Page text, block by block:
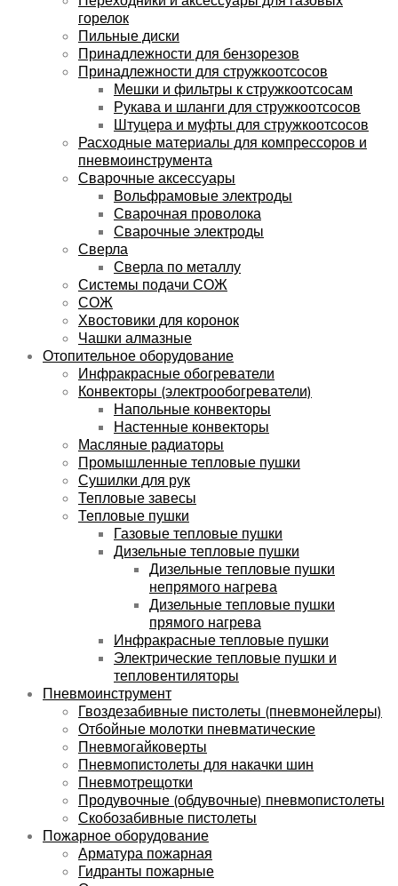
горелок
Пильные диски
Принадлежности для бензорезов
Принадлежности для стружкоотсосов
Мешки и фильтры к стружкоотсосам
Рукава и шланги для стружкоотсосов
Штуцера и муфты для стружкоотсосов
Расходные материалы для компрессоров и
пневмоинструмента
Сварочные аксессуары
Вольфрамовые электроды
Сварочная проволока
Сварочные электроды
Сверла
Сверла по металлу
Системы подачи СОЖ
СОЖ
Хвостовики для коронок
Чашки алмазные
Отопительное оборудование
Инфракрасные обогреватели
Конвекторы (электрообогреватели)
Напольные конвекторы
Настенные конвекторы
Масляные радиаторы
Промышленные тепловые пушки
Сушилки для рук
Тепловые завесы
Тепловые пушки
Газовые тепловые пушки
Дизельные тепловые пушки
Дизельные тепловые пушки
непрямого нагрева
Дизельные тепловые пушки
прямого нагрева
Инфракрасные тепловые пушки
Электрические тепловые пушки и
тепловентиляторы
Пневмоинструмент
Гвоздезабивные пистолеты (пневмонейлеры)
Отбойные молотки пневматические
Пневмогайковерты
Пневмопистолеты для накачки шин
Пневмотрещотки
Продувочные (обдувочные) пневмопистолеты
Скобозабивные пистолеты
Пожарное оборудование
Арматура пожарная
Гидранты пожарные